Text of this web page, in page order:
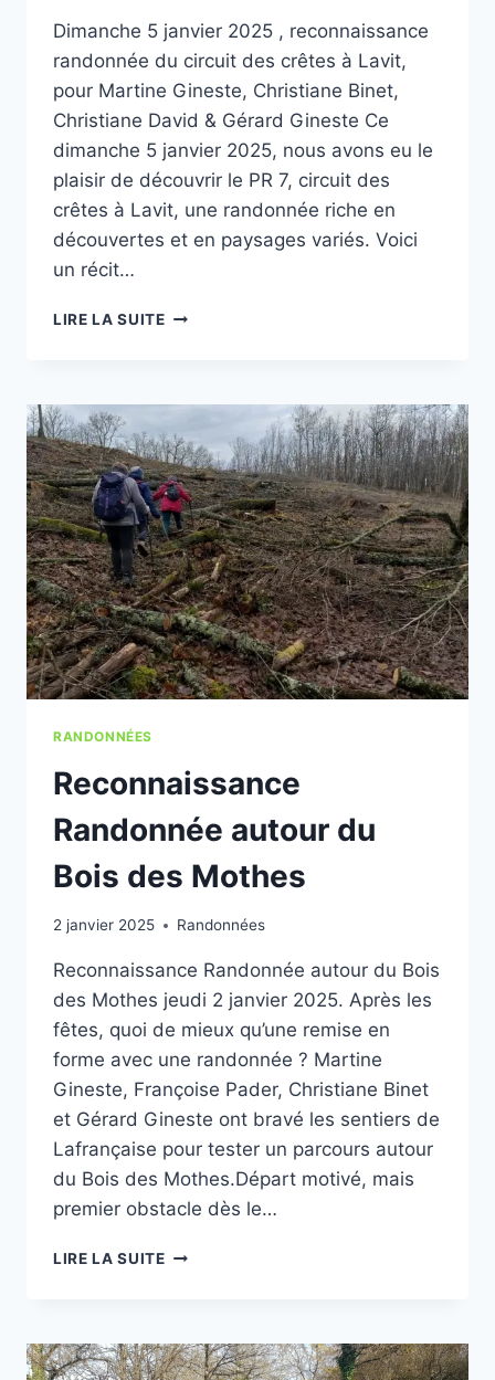
Dimanche 5 janvier 2025 , reconnaissance
randonnée du circuit des crêtes à Lavit,
pour Martine Gineste, Christiane Binet,
Christiane David & Gérard Gineste Ce
dimanche 5 janvier 2025, nous avons eu le
plaisir de découvrir le PR 7, circuit des
crêtes à Lavit, une randonnée riche en
découvertes et en paysages variés. Voici
un récit…
LIRE LA SUITERECONNAISSANCE
RANDONNÉES
Reconnaissance
Randonnée autour du
Bois des Mothes
2 janvier 2025 Randonnées
Reconnaissance Randonnée autour du Bois
des Mothes jeudi 2 janvier 2025. Après les
fêtes, quoi de mieux qu’une remise en
forme avec une randonnée ? Martine
Gineste, Françoise Pader, Christiane Binet
et Gérard Gineste ont bravé les sentiers de
Lafrançaise pour tester un parcours autour
du Bois des Mothes.Départ motivé, mais
premier obstacle dès le…
LIRE LA SUITERECONNAISSANCE
BOIS
DES